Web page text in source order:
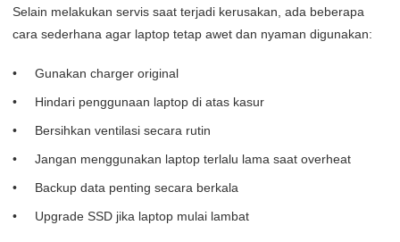
Selain melakukan servis saat terjadi kerusakan, ada beberapa
cara sederhana agar laptop tetap awet dan nyaman digunakan:
Gunakan charger original
Hindari penggunaan laptop di atas kasur
Bersihkan ventilasi secara rutin
Jangan menggunakan laptop terlalu lama saat overheat
Backup data penting secara berkala
Upgrade SSD jika laptop mulai lambat